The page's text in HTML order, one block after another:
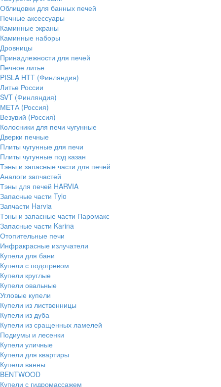
Облицовки для банных печей
Печные аксессуары
Каминные экраны
Каминные наборы
Дровницы
Принадлежности для печей
Печное литье
PISLA HTT (Финляндия)
Литье России
SVT (Финляндия)
МЕТА (Россия)
Везувий (Россия)
Колосники для печи чугунные
Дверки печные
Плиты чугунные для печи
Плиты чугунные под казан
Тэны и запасные части для печей
Аналоги запчастей
Тэны для печей HARVIA
Запасные части Tylo
Запчасти Harvia
Тэны и запасные части Паромакс
Запасные части Karina
Отопительные печи
Инфракрасные излучатели
Купели для бани
Купели с подогревом
Купели круглые
Купели овальные
Угловые купели
Купели из лиственницы
Купели из дуба
Купели из сращенных ламелей
Подиумы и лесенки
Купели уличные
Купели для квартиры
Купели ванны
BENTWOOD
Купели с гидромассажем